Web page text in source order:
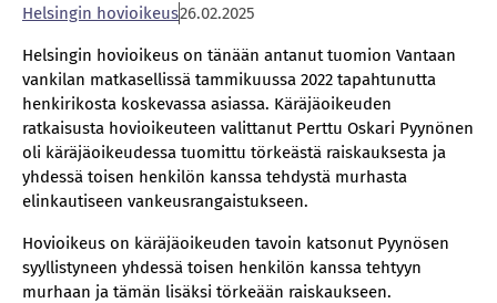
Helsingin hovioikeus26.02.2025
Helsingin hovioikeus on tänään antanut tuomion Vantaan
vankilan matkasellissä tammikuussa 2022 tapahtunutta
henkirikosta koskevassa asiassa. Käräjäoikeuden
ratkaisusta hovioikeuteen valittanut Perttu Oskari Pyynönen
oli käräjäoikeudessa tuomittu törkeästä raiskauksesta ja
yhdessä toisen henkilön kanssa tehdystä murhasta
elinkautiseen vankeusrangaistukseen.
Hovioikeus on käräjäoikeuden tavoin katsonut Pyynösen
syyllistyneen yhdessä toisen henkilön kanssa tehtyyn
murhaan ja tämän lisäksi törkeään raiskaukseen.